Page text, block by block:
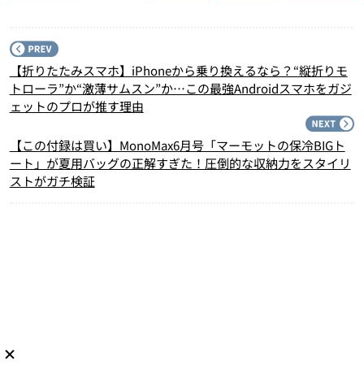
【折りたたみスマホ】iPhoneから乗り換えるなら？“縦折りモ
トローラ”か“激薄サムスン”か…この最強Androidスマホをガジ
ェットのプロが推す理由
【この付録は買い】MonoMax6月号「マーモットの保冷BIGト
ート」が夏用バッグの正解すぎた！圧倒的な収納力をスタイリ
ストがガチ検証